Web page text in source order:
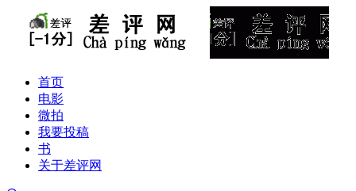
首页
电影
微拍
我要投稿
书
关于差评网